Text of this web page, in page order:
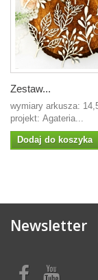
Zestaw...
wymiary arkusza:
projekt: Agateria...
Dodaj do koszyka
Newsletter